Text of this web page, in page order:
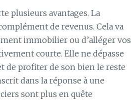
plusieurs avantages. La
de revenus. Cela va
immobilier ou d’alléger vos
courte. Elle ne dépasse
de profiter de son bien le reste
dans la réponse à une
sont plus en quête